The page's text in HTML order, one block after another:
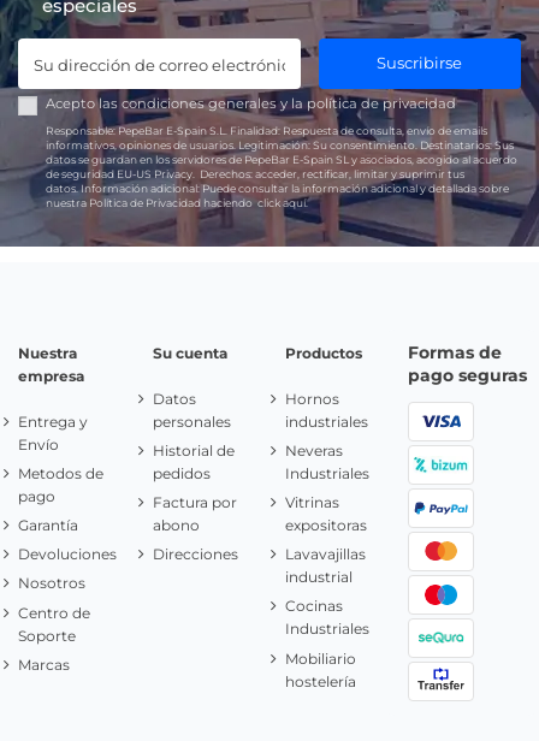
especiales
Suscribirse
Acepto las condiciones generales y lapolítica de privacidad
Responsable:PepeBar E-Spain S.L. Finalidad: Respuesta de consulta, envío de emails
informativos, opiniones de usuarios. Legitimación: Su consentimiento. Destinatarios:Sus
datos se guardan en los servidores de PepeBar E-Spain SL y asociados, acogido al acuerdo
de seguridad EU-US Privacy.
Derechos: acceder, rectificar, limitar y suprimir tus
datos.Información adicional:Puede consultar la información adicional y detallada sobre
nuestra Política de Privacidad haciendoclick aquí.
Nuestra
empresa
Entrega y
Envío
Metodos de
pago
Garantía
Devoluciones
Nosotros
Centro de
Soporte
Marcas
Su cuenta
Datos
personales
Historial de
pedidos
Factura por
abono
Direcciones
Productos
Hornos
industriales
Neveras
Industriales
Vitrinas
expositoras
Lavavajillas
industrial
Cocinas
Industriales
Mobiliario
hostelería
Formas de
pago seguras